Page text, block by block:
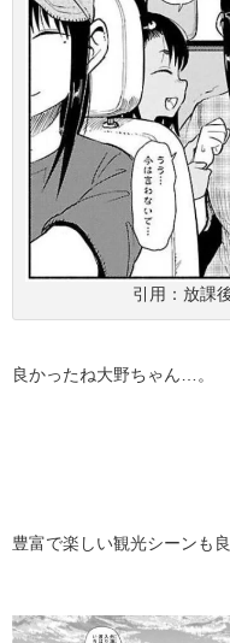
引用：放課
良かったね大野ちゃん…。
豊富で楽しい観光シーンも